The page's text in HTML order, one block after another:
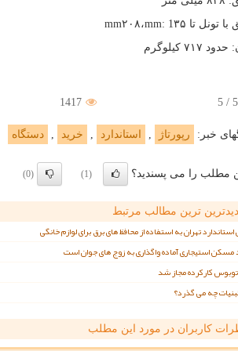
تونل تا ۳۵
mm: 1،۲۰۸
mm
۷۱۷ کیلوگرم
/
5
1417
خبر: رپورتاژ استاندارد خرید دستگاه
مطلب را می پسندید؟ (1)
(0)
ترین مطالب مرتبط
تهران به استفاده از محافظ های برق برای لوازم خانگی
کارکرده مجاز شد
لبنیات چه می گذرد؟
کاربران در مورد این مطلب